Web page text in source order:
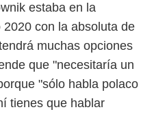
estaba en la
con la absoluta de
muchas opciones
que "necesitaría un
"sólo habla polaco
tienes que hablar